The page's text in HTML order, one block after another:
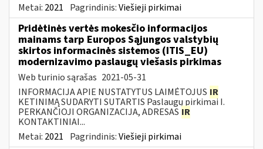
Metai: 2021 Pagrindinis:Viešieji pirkimai
Pridėtinės vertės mokesčio informacijos
mainams tarp Europos Sąjungos valstybių
skirtos informacinės sistemos (ITIS_EU)
modernizavimo paslaugų viešasis pirkimas
Web turinio sąrašas 2021-05-31
INFORMACIJA APIE NUSTATYTUS LAIMĖTOJUS IR
KETINIMĄ SUDARYTI SUTARTIS Paslaugų pirkimai I.
PERKANČIOJI ORGANIZACIJA, ADRESAS IR
KONTAKTINIAI...
Metai: 2021 Pagrindinis:Viešieji pirkimai